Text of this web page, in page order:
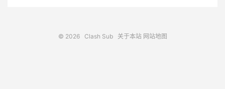
© 2026 Clash Sub 关于本站 网站地图